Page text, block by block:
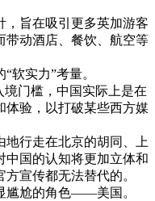
， 旨在吸引 更多英加游客
带动酒店、 餐饮、 航空等
“软实力”考量。
境门槛 ， 中国实际上是在
体验 ， 以打破某些西方媒
地行走在北京的胡同 、 上
中国的认知将更加立体和
方宣传都无法替代的。
尴尬的角色——美国。